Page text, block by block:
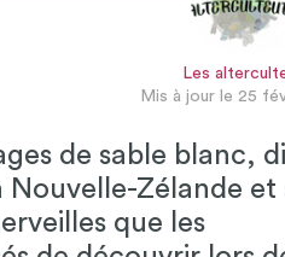
Les
Mis à jour le 25
de sable blanc,
Zélande et
que les